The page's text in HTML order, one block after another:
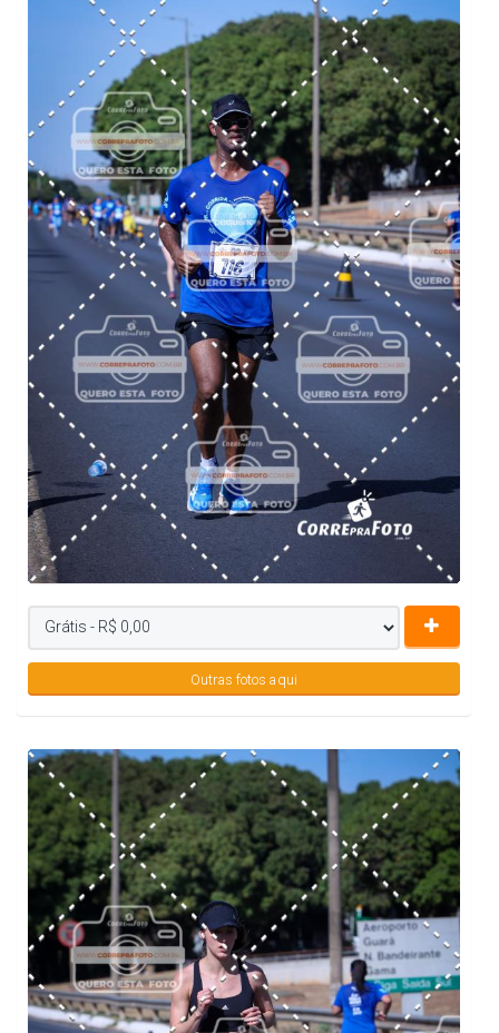
Outras fotos aqui